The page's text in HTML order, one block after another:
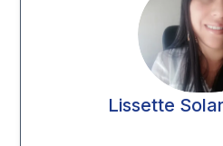
Lissette